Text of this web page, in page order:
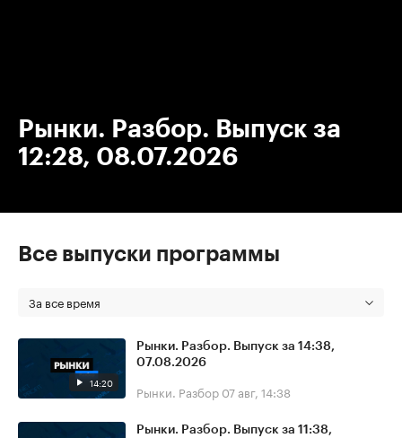
Рынки. Разбор. Выпуск за
12:28, 08.07.2026
Все выпуски программы
За все время
14:20
Рынки. Разбор. Выпуск за 14:38,
07.08.2026
Рынки. Разбор 07 авг, 14:38
Рынки. Разбор. Выпуск за 11:38,